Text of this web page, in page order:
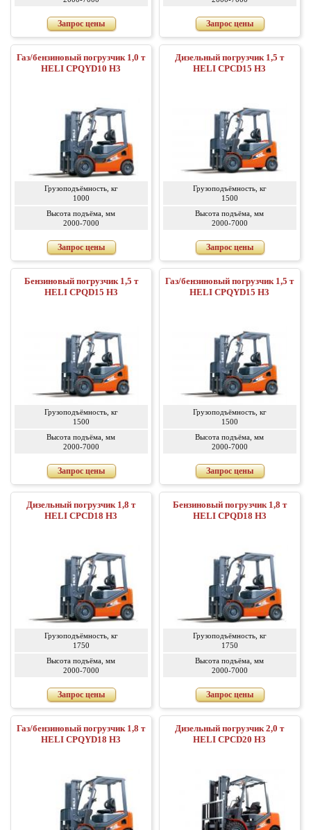
Запрос цены Запрос цены
Газ/бензиновый погрузчик 1,0 т
HELI CPQYD10 H3
Грузоподъёмность, кг
1000
Высота подъёма, мм
2000-7000
Запрос цены
Дизельный погрузчик 1,5 т
HELI CPСD15 H3
Грузоподъёмность, кг
1500
Высота подъёма, мм
2000-7000
Запрос цены
Бензиновый погрузчик 1,5 т
HELI CPQD15 H3
Грузоподъёмность, кг
1500
Высота подъёма, мм
2000-7000
Запрос цены
Газ/бензиновый погрузчик 1,5 т
HELI CPQYD15 H3
Грузоподъёмность, кг
1500
Высота подъёма, мм
2000-7000
Запрос цены
Дизельный погрузчик 1,8 т
HELI CPСD18 H3
Грузоподъёмность, кг
1750
Высота подъёма, мм
2000-7000
Запрос цены
Бензиновый погрузчик 1,8 т
HELI CPQD18 H3
Грузоподъёмность, кг
1750
Высота подъёма, мм
2000-7000
Запрос цены
Газ/бензиновый погрузчик 1,8 т
HELI CPQYD18 H3
Дизельный погрузчик 2,0 т
HELI CPCD20 H3